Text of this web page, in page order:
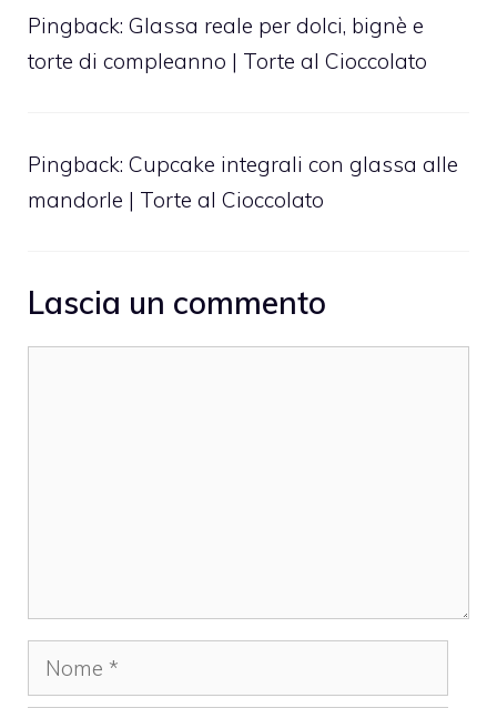
Pingback: Glassa reale per dolci, bignè e
torte di compleanno | Torte al Cioccolato
Pingback: Cupcake integrali con glassa alle
mandorle | Torte al Cioccolato
Lascia un commento
Nome